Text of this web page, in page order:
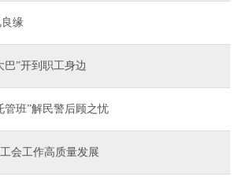
工觅良缘
巴”开到职工身边
管班”解民警后顾之忧
会工作高质量发展